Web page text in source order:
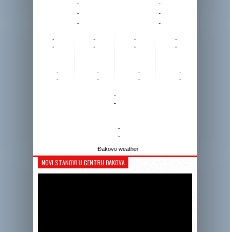
-
-
-
-
-
-
-
-
-
-
-
-
-
-
-
-
-
-
-
-
-
-
-
-
-
-
Đakovo weather
NOVI STANOVI U CENTRU ĐAKOVA